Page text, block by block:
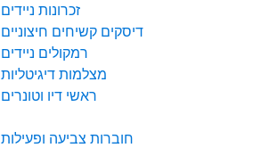
זכרונות ניידים
דיסקים קשיחים חיצוניים
רמקולים ניידים
מצלמות דיגיטליות
ראשי דיו וטונרים
חוברות צביעה ופעילות